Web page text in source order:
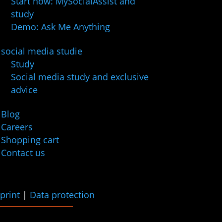
study
Demo: Ask Me Anything
social media studie
Study
Social media study and exclusive
advice
Blog
Careers
Shopping cart
Contact us
| Data protection